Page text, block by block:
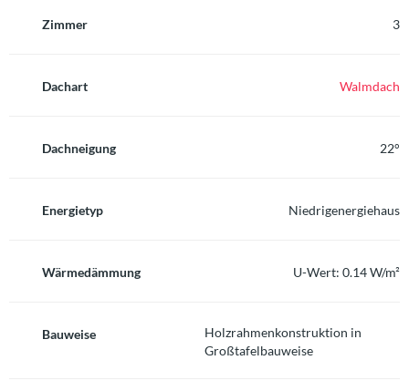
Zimmer 3
Dachart Walmdach
Dachneigung 22°
Energietyp Niedrigenergiehaus
Wärmedämmung U-Wert: 0.14 W/m²
Bauweise
Holzrahmenkonstruktion in
Großtafelbauweise